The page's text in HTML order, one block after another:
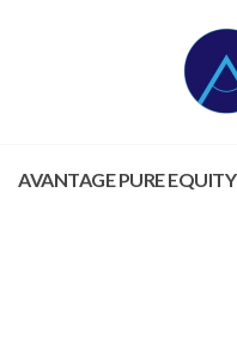
AVANTAGE PURE EQUITY